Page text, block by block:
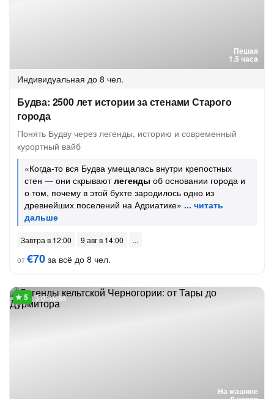
Пешая
1.5 часа
Индивидуальная до 8 чел.
Будва: 2500 лет истории за стенами Старого
города
Понять Будву через легенды, историю и современный
курортный вайб
«Когда-то вся Будва умещалась внутри крепостных
стен — они скрываютлегенды об основании города и
о том, почему в этой бухте зародилось одно из
древнейших поселений на Адриатике»
Завтра в 12:00
9 авг в 14:00
от€70 за всё до 8 чел.
На машине
3 отзыва